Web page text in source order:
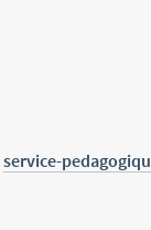
service-